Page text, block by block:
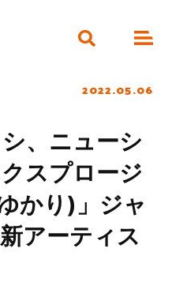
2022.05.06
、ニューシ
スプロージ
かり)」ジャ
アーティス